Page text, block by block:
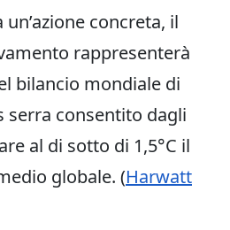
concreta, il
rappresenterà
bilancio mondiale di
serra consentito dagli
al di sotto di 1,5°C il
globale. (Harwatt